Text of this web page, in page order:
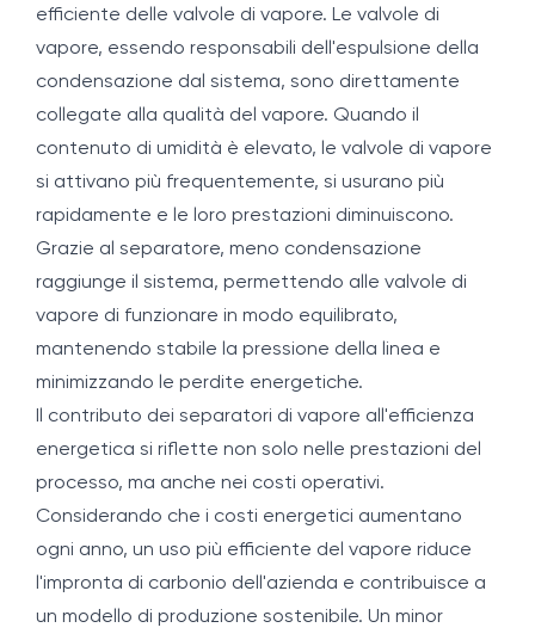
efficiente delle valvole di vapore. Le valvole di
vapore, essendo responsabili dell'espulsione della
condensazione dal sistema, sono direttamente
collegate alla qualità del vapore. Quando il
contenuto di umidità è elevato, le valvole di vapore
si attivano più frequentemente, si usurano più
rapidamente e le loro prestazioni diminuiscono.
Grazie al separatore, meno condensazione
raggiunge il sistema, permettendo alle valvole di
vapore di funzionare in modo equilibrato,
mantenendo stabile la pressione della linea e
minimizzando le perdite energetiche.
Il contributo dei separatori di vapore all'efficienza
energetica si riflette non solo nelle prestazioni del
processo, ma anche nei costi operativi.
Considerando che i costi energetici aumentano
ogni anno, un uso più efficiente del vapore riduce
l'impronta di carbonio dell'azienda e contribuisce a
un modello di produzione sostenibile. Un minor